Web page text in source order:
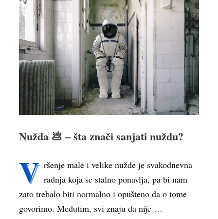
Nužda 💩 – šta znači sanjati nuždu?
V ršenje male i velike nužde je svakodnevna
radnja koja se stalno ponavlja, pa bi nam
zato trebalo biti normalno i opušteno da o tome
govorimo. Međutim, svi znaju da nije …